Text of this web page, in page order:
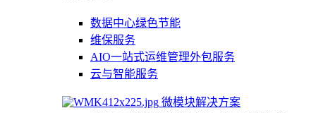
数据中心绿色节能
维保服务
AIO一站式运维管理外包服务
云与智能服务
微模块解决方案